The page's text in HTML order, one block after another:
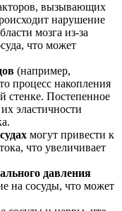
вызывающих
нарушение
мозга из-за
что может
(например,
процесс накопления
стенке. Постепенное
эластичности
могут привести к
что увеличивает
давления
на сосуды, что может